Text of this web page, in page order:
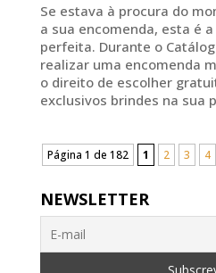
Se estava à procura do
a sua encomenda, esta é
perfeita. Durante o
realizar uma encomenda
o direito de escolher
exclusivos brindes na sua
Página 1 de 182 1 2 3 4
NEWSLETTER